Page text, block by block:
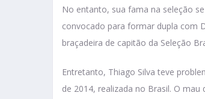
No entanto, sua fama na seleção
convocado para formar dupla com
braçadeira de capitão da Seleção
Entretanto, Thiago Silva teve
de 2014, realizada no Brasil. O